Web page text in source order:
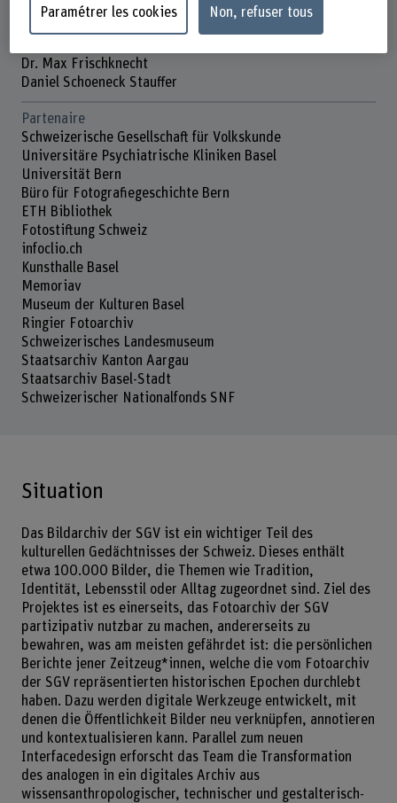
Anthon Astrom
Dr. Max Frischknecht
Daniel Schoeneck Stauffer
Partenaire
Schweizerische Gesellschaft für Volkskunde
Universitäre Psychiatrische Kliniken Basel
Universität Bern
Büro für Fotografiegeschichte Bern
ETH Bibliothek
Fotostiftung Schweiz
infoclio.ch
Kunsthalle Basel
Memoriav
Museum der Kulturen Basel
Ringier Fotoarchiv
Schweizerisches Landesmuseum
Staatsarchiv Kanton Aargau
Staatsarchiv Basel-Stadt
Schweizerischer Nationalfonds SNF
Situation
Das Bildarchiv der SGV ist ein wichtiger Teil des
kulturellen Gedächtnisses der Schweiz. Dieses enthält
etwa 100.000 Bilder, die Themen wie Tradition,
Identität, Lebensstil oder Alltag zugeordnet sind. Ziel des
Projektes ist es einerseits, das Fotoarchiv der SGV
partizipativ nutzbar zu machen, andererseits zu
bewahren, was am meisten gefährdet ist: die persönlichen
Berichte jener Zeitzeug*innen, welche die vom Fotoarchiv
der SGV repräsentierten historischen Epochen durchlebt
haben. Dazu werden digitale Werkzeuge entwickelt, mit
denen die Öffentlichkeit Bilder neu verknüpfen, annotieren
und kontextualisieren kann. Parallel zum neuen
Interfacedesign erforscht das Team die Transformation
des analogen in ein digitales Archiv aus
wissensanthropologischer, technischer und gestalterisch-
Paramétrer les cookies Non, refuser tous